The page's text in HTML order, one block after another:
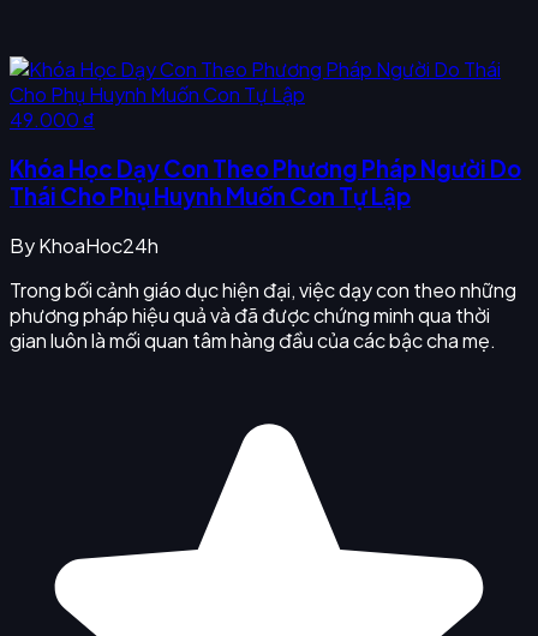
49.000 ₫
Khóa Học Dạy Con Theo Phương Pháp Người Do
Thái Cho Phụ Huynh Muốn Con Tự Lập
ByKhoaHoc24h
Trong bối cảnh giáo dục hiện đại, việc dạy con theo những
phương pháp hiệu quả và đã được chứng minh qua thời
gian luôn là mối quan tâm hàng đầu của các bậc cha mẹ.